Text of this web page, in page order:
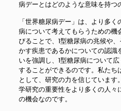
病デーとはどのような意味を持つ
「世界糖尿病デー」は、より多
病について考えてもらうための機
びることで、1型糖尿病の兆候や
かす疾患であるかについての認識
いを強調し、1型糖尿病について
することができるのです。私たち
として、研究の力を信じていま
学研究の重要性をより多くの人々
の機会なのです。